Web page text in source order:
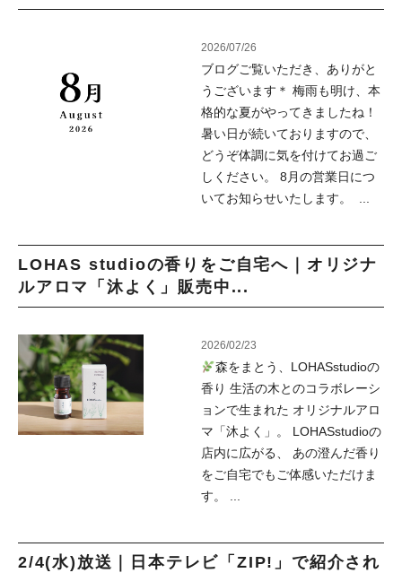
2026/07/26
ブログご覧いただき、ありがと
うございます＊ 梅雨も明け、本
格的な夏がやってきましたね！
暑い日が続いておりますので、
どうぞ体調に気を付けてお過ご
しください。 8月の営業日につ
いてお知らせいたします。 ...
LOHAS studioの香りをご自宅へ｜オリジナ
ルアロマ「沐よく」販売中...
2026/02/23
森をまとう、LOHASstudioの
香り 生活の木とのコラボレーシ
ョンで生まれた オリジナルアロ
マ「沐よく」。 LOHASstudioの
店内に広がる、 あの澄んだ香り
をご自宅でもご体感いただけま
す。 ...
2/4(水)放送｜日本テレビ「ZIP!」で紹介され